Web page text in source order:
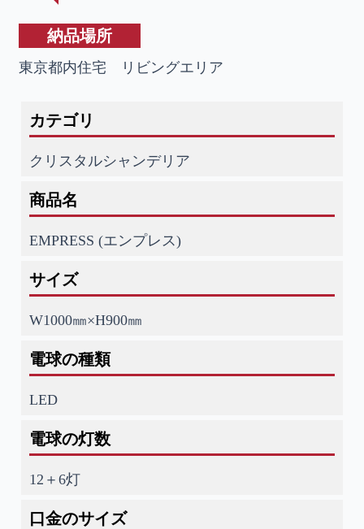
納品場所
東京都内住宅 リビングエリア
カテゴリ
クリスタルシャンデリア
商品名
EMPRESS (エンプレス)
サイズ
W1000㎜×H900㎜
電球の種類
LED
電球の灯数
12＋6灯
口金のサイズ